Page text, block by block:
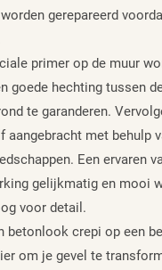
gerepareerd
primer op de muur
goede hechting tussen
te garanderen.
aangebracht met behulp
Een ervaren
gelijkmatig en mooi
voor detail.
betonlook crepi op een
om je gevel te